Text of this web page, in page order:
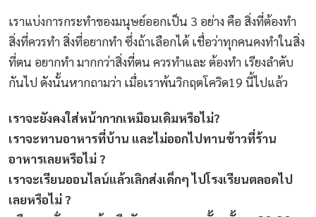
เราแบ่งการกระทำของมนุษย์ออกเป็น 3 อย่าง คือ สิ่งที่ต้องทำ
สิ่งที่ควรทำ สิ่งที่อยากทำ ซึ่งถ้าเลือกได้ เชื่อว่าทุกคนคงทำในสิ่ง
ที่ตน อยากทำ มากกว่าสิ่งที่ตน ควรทำและ ต้องทำ เรียงลำดับ
กันไป ดังนั้นหากถามว่า เมื่อเราพ้นวิกฤตโควิด19 นี้ไปแล้ว
เราจะยังคงใส่หน้ากากเหมือนเดิมหรือไม่?
เราจะทานอาหารที่บ้าน และไม่ออกไปทานข้าวที่ร้าน
อาหารเลยหรือไม่ ?
เราจะเรียนออนไลน์แล้วเลิกส่งเด็กๆ ไปโรงเรียนตลอดไป
เลยหรือไม่ ?